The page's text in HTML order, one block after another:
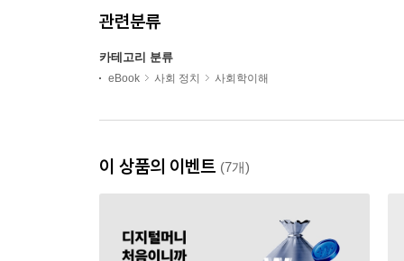
관련분류
카테고리 분류
eBook 사회 정치 사회학이해
이 상품의 이벤트 (7개)